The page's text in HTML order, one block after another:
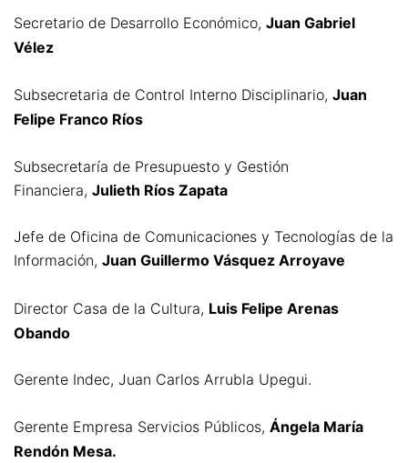
Secretario de Desarrollo Económico, Juan Gabriel
Vélez
Subsecretaria de Control Interno Disciplinario, Juan
Felipe Franco Ríos
Subsecretaría de Presupuesto y Gestión
Financiera, Julieth Ríos Zapata
Jefe de Oficina de Comunicaciones y Tecnologías de la
Información, Juan Guillermo Vásquez Arroyave
Director Casa de la Cultura, Luis Felipe Arenas
Obando
Gerente Indec, Juan Carlos Arrubla Upegui.
Gerente Empresa Servicios Públicos, Ángela María
Rendón Mesa.